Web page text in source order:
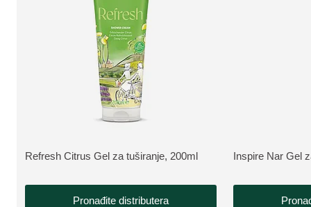
VIŠE INFORMACIJA:
Refresh Citrus Gel za tuširanje, 200ml
Pronađite distributera
VIŠE
Inspire Nar Gel